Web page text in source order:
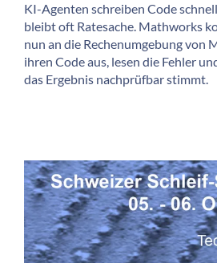
KI-Agenten schreiben Code
bleibt oft Ratesache. Mathworks
nun an die Rechenumgebung von
ihren Code aus, lesen die Fehler
das Ergebnis nachprüfbar stimmt.